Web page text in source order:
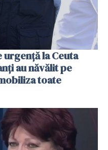
urgență la Ceuta
au năvălit pe
toate